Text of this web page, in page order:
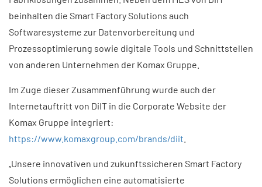
beinhalten die Smart Factory Solutions auch
Softwaresysteme zur Datenvorbereitung und
Prozessoptimierung sowie digitale Tools und Schnittstellen
von anderen Unternehmen der Komax Gruppe.
Im Zuge dieser Zusammenführung wurde auch der
Internetauftritt von DiIT in die Corporate Website der
Komax Gruppe integriert:
https://www.komaxgroup.com/brands/diit
„Unsere innovativen und zukunftssicheren Smart Factory
Solutions ermöglichen eine automatisierte